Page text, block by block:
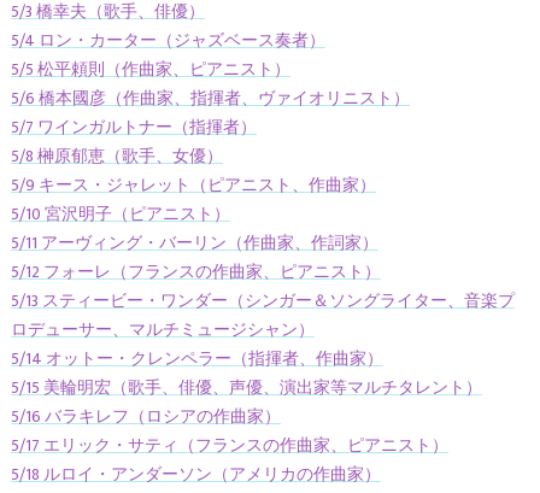
5/3 橋幸夫（歌手、俳優）
5/4 ロン・カーター（ジャズベース奏者）
5/5 松平頼則（作曲家、ピアニスト）
5/6 橋本國彦（作曲家、指揮者、ヴァイオリニスト）
5/7 ワインガルトナー（指揮者）
5/8 榊原郁恵（歌手、女優）
5/9 キース・ジャレット（ピアニスト、作曲家）
5/10 宮沢明子（ピアニスト）
5/11 アーヴィング・バーリン（作曲家、作詞家）
5/12 フォーレ（フランスの作曲家、ピアニスト）
5/13 スティービー・ワンダー（シンガー＆ソングライター、音楽プ
ロデューサー、マルチミュージシャン）
5/14 オットー・クレンペラー（指揮者、作曲家）
5/15 美輪明宏（歌手、俳優、声優、演出家等マルチタレント）
5/16 バラキレフ（ロシアの作曲家）
5/17 エリック・サティ（フランスの作曲家、ピアニスト）
5/18 ルロイ・アンダーソン（アメリカの作曲家）